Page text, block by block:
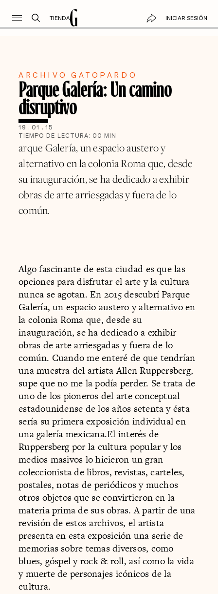
TIENDA INICIAR SESIÓN
ARCHIVO GATOPARDO
Parque Galería: Un camino
disruptivo
19 . 01 . 15
TIEMPO DE LECTURA: 00 MIN
arque Galería, un espacio austero y
alternativo en la colonia Roma que, desde
su inauguración, se ha dedicado a exhibir
obras de arte arriesgadas y fuera de lo
común.
Algo fascinante de esta ciudad es que las
opciones para disfrutar el arte y la cultura
nunca se agotan. En 2015 descubrí Parque
Galería, un espacio austero y alternativo en
la colonia Roma que, desde su
inauguración, se ha dedicado a exhibir
obras de arte arriesgadas y fuera de lo
común. Cuando me enteré de que tendrían
una muestra del artista Allen Ruppersberg,
supe que no me la podía perder. Se trata de
uno de los pioneros del arte conceptual
estadounidense de los años setenta y ésta
sería su primera exposición individual en
una galería mexicana.El interés de
Ruppersberg por la cultura popular y los
medios masivos lo hicieron un gran
coleccionista de libros, revistas, carteles,
postales, notas de periódicos y muchos
otros objetos que se convirtieron en la
materia prima de sus obras. A partir de una
revisión de estos archivos, el artista
presenta en esta exposición una serie de
memorias sobre temas diversos, como
blues, góspel y rock & roll, así como la vida
y muerte de personajes icónicos de la
cultura.